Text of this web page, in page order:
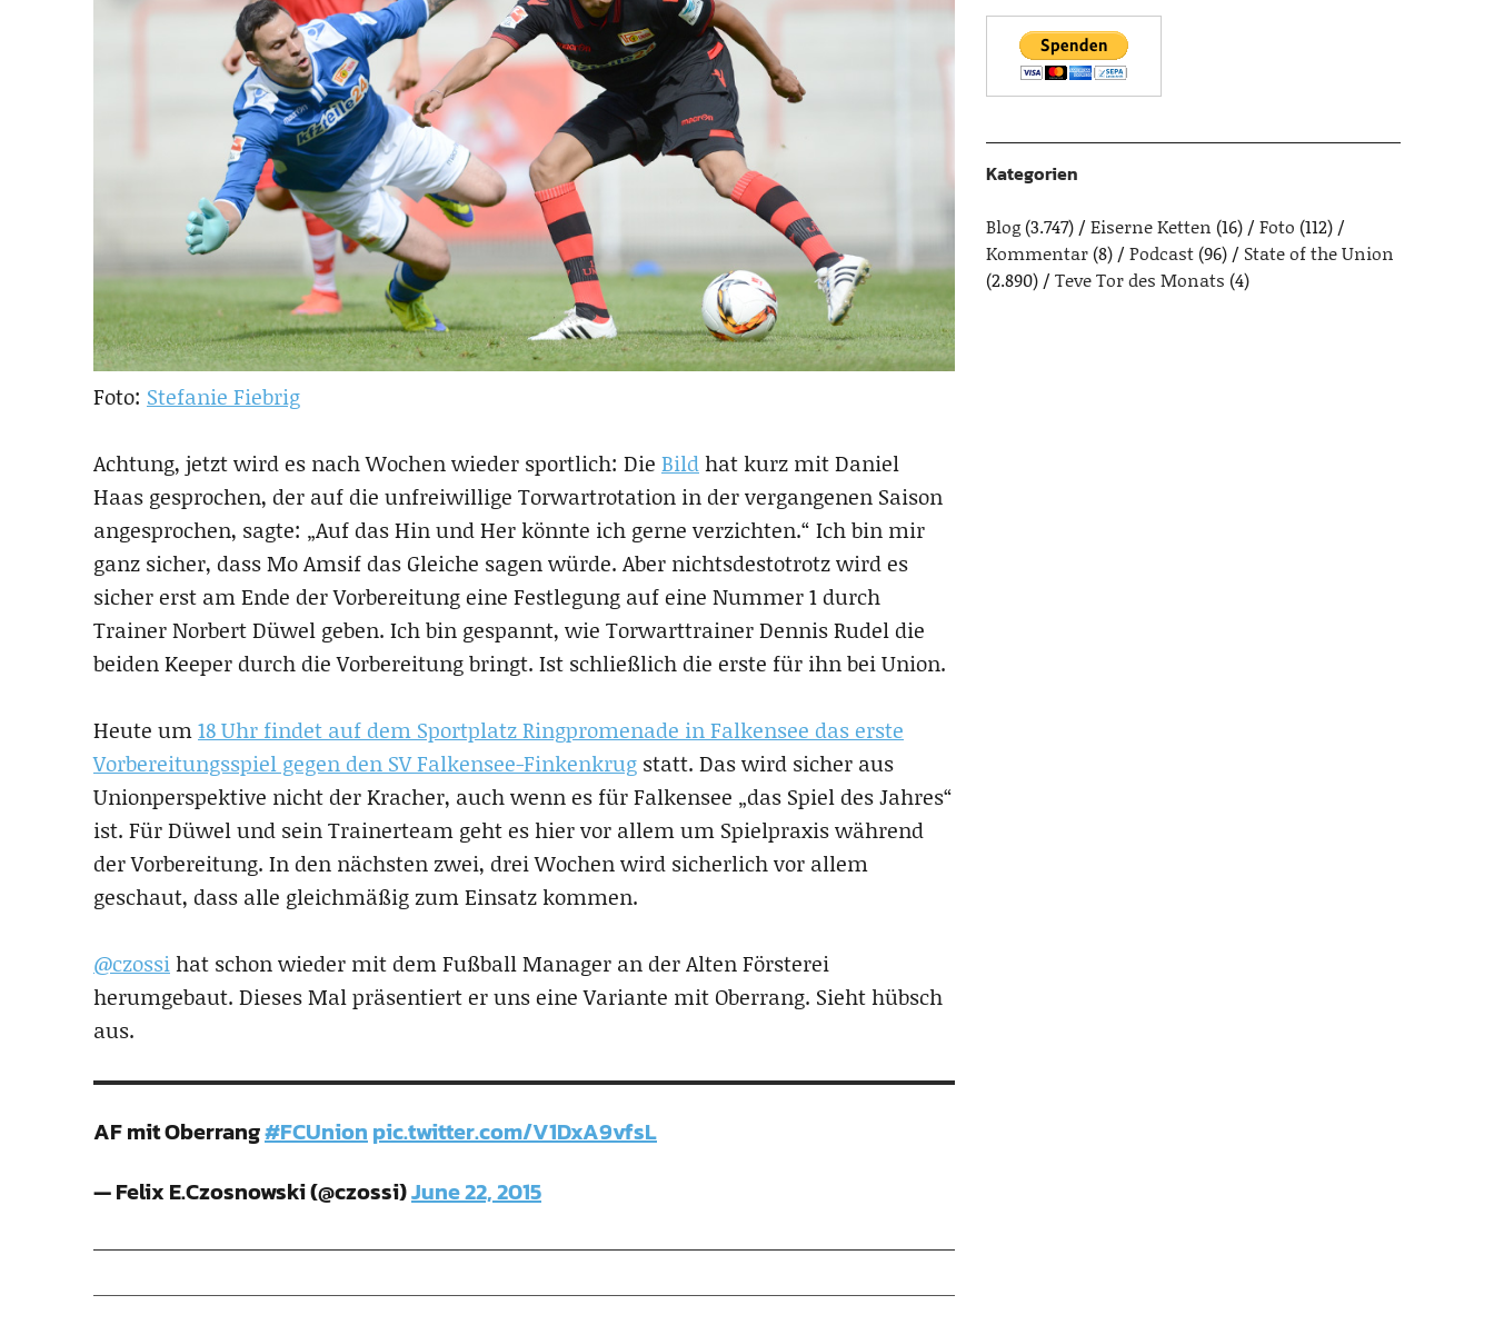
Foto: Stefanie Fiebrig
Achtung, jetzt wird es nach Wochen wieder sportlich: Die Bildhat kurz mit Daniel
Haas gesprochen, der auf die unfreiwillige Torwartrotation in der vergangenen Saison
angesprochen, sagte: „Auf das Hin und Her könnte ich gerne verzichten.“ Ich bin mir
ganz sicher, dass Mo Amsif das Gleiche sagen würde. Aber nichtsdestotrotz wird es
sicher erst am Ende der Vorbereitung eine Festlegung auf eine Nummer 1 durch
Trainer Norbert Düwel geben. Ich bin gespannt, wie Torwarttrainer Dennis Rudel die
beiden Keeper durch die Vorbereitung bringt. Ist schließlich die erste für ihn bei Union.
Heute um18 Uhr findet auf dem Sportplatz Ringpromenade in Falkensee das erste
Vorbereitungsspiel gegen den SV Falkensee-Finkenkrug statt. Das wird sicher aus
Unionperspektive nicht der Kracher, auch wenn es für Falkensee „das Spiel des Jahres“
ist. Für Düwel und sein Trainerteam geht es hier vor allem um Spielpraxis während
der Vorbereitung. In den nächsten zwei, drei Wochen wird sicherlich vor allem
geschaut, dass alle gleichmäßig zum Einsatz kommen.
@czossihat schon wieder mit dem Fußball Manager an der Alten Försterei
herumgebaut. Dieses Mal präsentiert er uns eine Variante mit Oberrang. Sieht hübsch
aus.
AF mit Oberrang#FCUnionpic.twitter.com/V1DxA9vfsL
— Felix E.Czosnowski (@czossi)June 22, 2015
Kategorien
Blog(3.747) Eiserne Ketten (16) Foto (112)
Kommentar(8) Podcast(96)
State of the Union
(2.890)
Teve Tor des Monats (4)